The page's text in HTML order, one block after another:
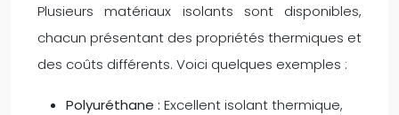
Plusieurs matériaux isolants sont disponibles,
chacun présentant des propriétés thermiques et
des coûts différents. Voici quelques exemples :
Polyuréthane : Excellent isolant thermique,